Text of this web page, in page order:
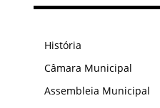
História
Câmara Municipal
Assembleia Municipal